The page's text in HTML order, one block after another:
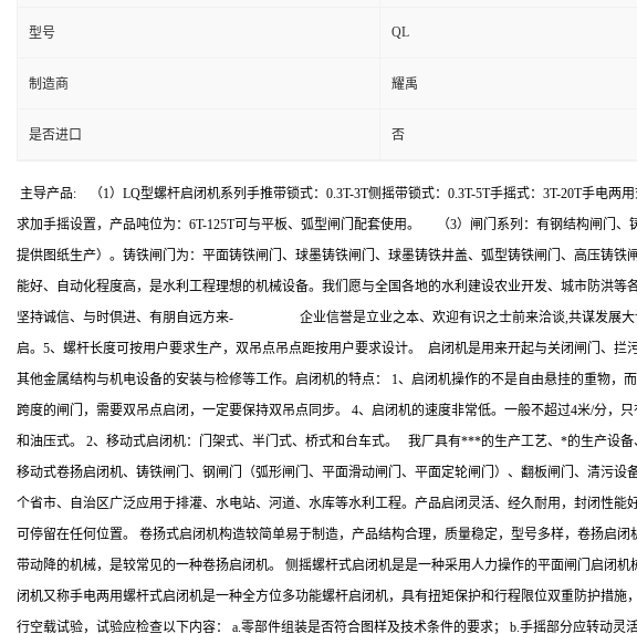
型号 QL
制造商 耀禹
是否进口 否
主导产品: （1）LQ型螺杆启闭机系列手推带锁式：0.3T-3T侧摇带锁式：0.3T-5T手摇式：3T-20T手电
求加手摇设置，产品吨位为：6T-125T可与平板、弧型闸门配套使用。 （3）闸门系列：有钢结构闸门
提供图纸生产）。铸铁闸门为：平面铸铁闸门、球墨铸铁闸门、球墨铸铁井盖、弧型铸铁闸门、高压
能好、自动化程度高，是水利工程理想的机械设备。我们愿与全国各地的水利建设农业开发、城市
坚持诚信、与时倶进、有朋自远方来- 企业信誉是立业之本、欢迎有识之士前来洽谈,共谋发展大计3
启。5、螺杆长度可按用户要求生产，双吊点吊点距按用户要求设计。 启闭机是用来开起与关闭闸门、
其他金属结构与机电设备的安装与检修等工作。启闭机的特点： 1、启闭机操作的不是自由悬挂的重物
跨度的闸门，需要双吊点启闭，一定要保持双吊点同步。 4、启闭机的速度非常低。一般不超过4米/分
和油压式。 2、移动式启闭机：门架式、半门式、桥式和台车式。 我厂具有***的生产工艺、*的生产设
移动式卷扬启闭机、铸铁闸门、钢闸门（弧形闸门、平面滑动闸门、平面定轮闸门）、翻板闸门、清污
个省市、自治区广泛应用于排灌、水电站、河道、水库等水利工程。产品启闭灵活、经久耐用，封闭性
可停留在任何位置。 卷扬式启闭机构造较简单易于制造，产品结构合理，质量稳定，型号多样，卷扬启
带动降的机械，是较常见的一种卷扬启闭机。 侧摇螺杆式启闭机是是一种采用人力操作的平面闸门启闭
闭机又称手电两用螺杆式启闭机是一种全方位多功能螺杆启闭机，具有扭矩保护和行程限位双重防护措
行空载试验，试验应检查以下内容： a.零部件组装是否符合图样及技术条件的要求； b.手摇部分应转动